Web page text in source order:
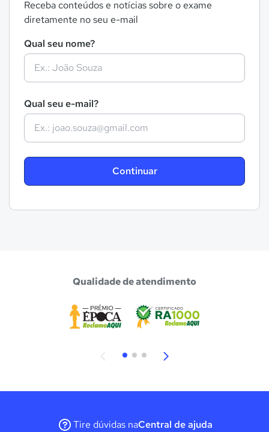
Receba conteúdos e notícias sobre o exame
diretamente no seu e-mail
Qual seu nome?
Qual seu e-mail?
Continuar
Qualidade de atendimento
Tire dúvidas naCentral de ajuda